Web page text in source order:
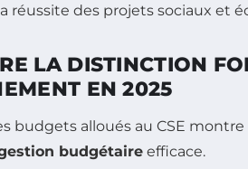
réussite des projets sociaux et
LA DISTINCTION
EN 2025
budgets alloués au CSE
budgétaire efficace.